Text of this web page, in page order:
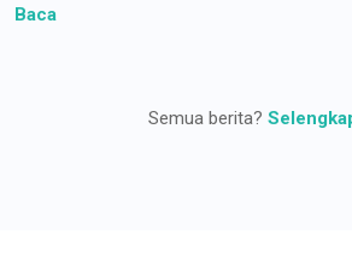
Baca
Semua berita?